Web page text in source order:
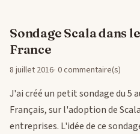
Sondage Scala dans
France
8 juillet 2016 0 commentaire(s)
J'ai créé un petit sondage du 5
Français, sur l'adoption de
entreprises. L'idée de ce